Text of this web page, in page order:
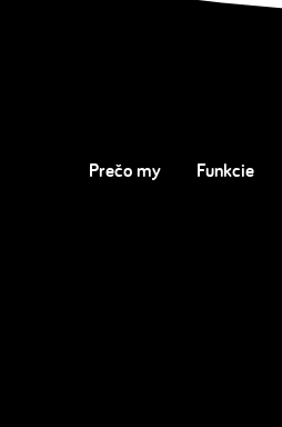
Prečo my Funkcie